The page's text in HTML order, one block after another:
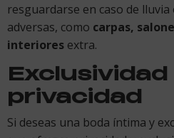
resguardarse en caso de
adversas, como carpas,
interiores extra.
Exclusividad
privacidad
Si deseas una boda íntima y